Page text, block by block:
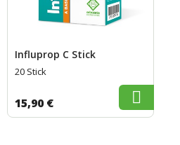
Influprop C Stick
20 Stick
15,90 €